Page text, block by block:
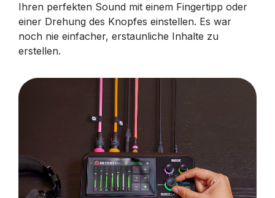
Ihren perfekten Sound mit einem Fingertipp oder
einer Drehung des Knopfes einstellen. Es war
noch nie einfacher, erstaunliche Inhalte zu
erstellen.